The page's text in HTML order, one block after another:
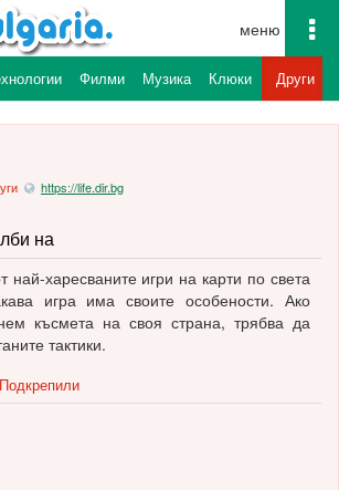
Филми Музика Клюки Други
на
https://life.dir.bg
най-харесваните игри на карти по света
игра има своите особености. Ако
късмета на своя страна, трябва да
тактики.
Подкрепили